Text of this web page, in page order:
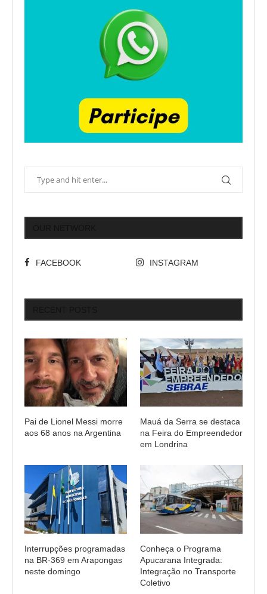
FACEBOOK INSTAGRAM
Pai de Lionel Messi morre
aos 68 anos na Argentina
Mauá da Serra se destaca
na Feira do Empreendedor
em Londrina
Interrupções programadas
na BR-369 em Arapongas
neste domingo
Conheça o Programa
Apucarana Integrada:
Integração no Transporte
Coletivo